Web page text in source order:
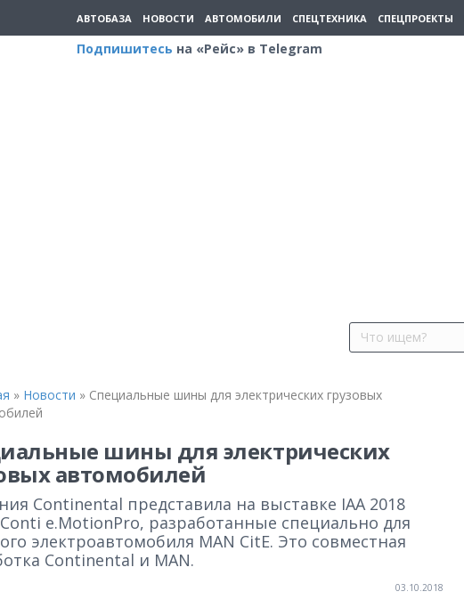
АВТОБАЗА НОВОСТИ АВТОМОБИЛИ СПЕЦТЕХНИКА СПЕЦПРОЕКТЫ
Подпишитесь на «Рейс» в Telegram
» Новости » Специальные шины для электрических грузовых
шины для электрических
автомобилей
Continental представила на выставке IAA 2018
e.MotionPro, разработанные специально для
электроавтомобиля MAN CitE. Это совместная
Continental и MAN.
03.10.2018